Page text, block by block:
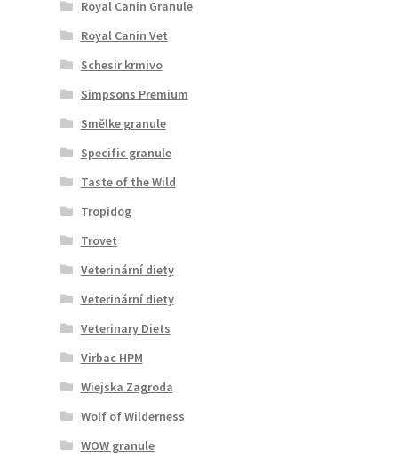
Royal Canin Granule
Royal Canin Vet
Schesir krmivo
Simpsons Premium
Smělke granule
Specific granule
Taste of the Wild
Tropidog
Trovet
Veterinární diety
Veterinární diety
Veterinary Diets
Virbac HPM
Wiejska Zagroda
Wolf of Wilderness
WOW granule